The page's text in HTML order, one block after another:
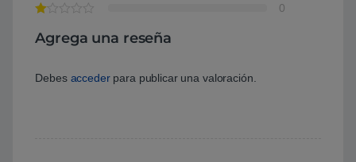
0
Agrega una reseña
Debes accederpara publicar una valoración.